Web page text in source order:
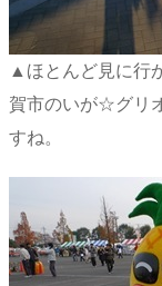
▲ほとんど見に行
賀市のいが☆グリ
すね。